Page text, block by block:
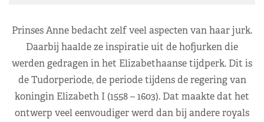
Prinses Anne bedacht zelf veel aspecten van haar jurk.
Daarbij haalde ze inspiratie uit de hofjurken die
werden gedragen in het Elizabethaanse tijdperk. Dit is
de Tudorperiode, de periode tijdens de regering van
koningin Elizabeth I (1558 – 1603). Dat maakte dat het
ontwerp veel eenvoudiger werd dan bij andere royals